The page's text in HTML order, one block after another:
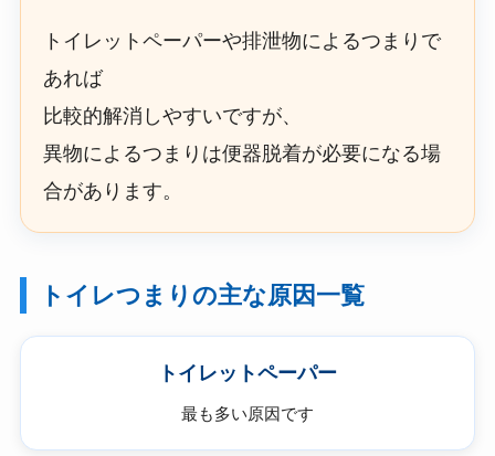
トイレットペーパーや排泄物によるつまりで
あれば
比較的解消しやすいですが、
異物によるつまりは便器脱着が必要になる場
合があります。
トイレつまりの主な原因一覧
トイレットペーパー
最も多い原因です